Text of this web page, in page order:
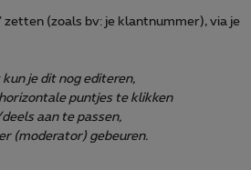
(zoals bv: je klantnummer), via je
je dit nog editeren,
puntjes te klikken
aan te passen,
(moderator) gebeuren.